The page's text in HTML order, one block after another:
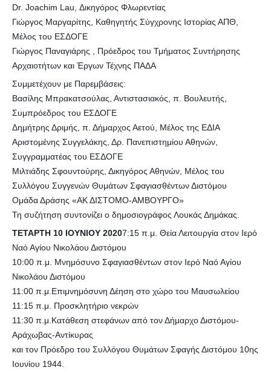
Dr. Joachim Lau, Δικηγόρος Φλωρεντίας
Γιώργος Μαργαρίτης, Καθηγητής Σύγχρονης Ιστορίας ΑΠΘ,
Μέλος του ΕΣΔΟΓΕ
Γιώργος Παναγιάρης , Πρόεδρος του Τμήματος Συντήρησης
Αρχαιοτήτων και Έργων Τέχνης ΠΑΔΑ
Συμμετέχουν με Παρεμβάσεις:
Βασίλης Μπρακατσούλας, Αντιστασιακός, π. Βουλευτής,
Συμπρόεδρος του ΕΣΔΟΓΕ
Δημήτρης Δριμής, π. Δήμαρχος Αετού, Μέλος της ΕΔΙΑ
Αριστομένης Συγγελάκης, Δρ. Πανεπιστημίου Αθηνών,
Συγγραμματέας του ΕΣΔΟΓΕ
Μιλτιάδης Σφουντούρης, Δικηγόρος Αθηνών, Μέλος του
Συλλόγου Συγγενών Θυμάτων Σφαγιασθέντων Διστόμου
Ομάδα Δράσης «ΑΚ ΔΙΣΤΟΜΟ-ΑΜΒΟΥΡΓΟ»
Τη συζήτηση συντονίζει ο δημοσιογράφος Λουκάς Δημάκας.
ΤΕΤΑΡΤΗ 10 ΙΟΥΝΙΟΥ 20207:15 π.μ. Θεία Λειτουργία στον Ιερό
Ναό Αγίου Νικολάου Διστόμου
10:00 π.μ. Μνημόσυνο Σφαγιασθέντων στον Ιερό Ναό Αγίου
Νικολάου Διστόμου
11:00 π.μ.Επιμνημόσυνη Δέηση στο χώρο του Μαυσωλείου
11:15 π.μ. Προσκλητήριο νεκρών
11:30 π.μ.Κατάθεση στεφάνων από τον Δήμαρχο Διστόμου-
Αράχωβας-Αντίκυρας
και τον Πρόεδρο του Συλλόγου Θυμάτων Σφαγής Διστόμου 10ης
Ιουνίου 1944.